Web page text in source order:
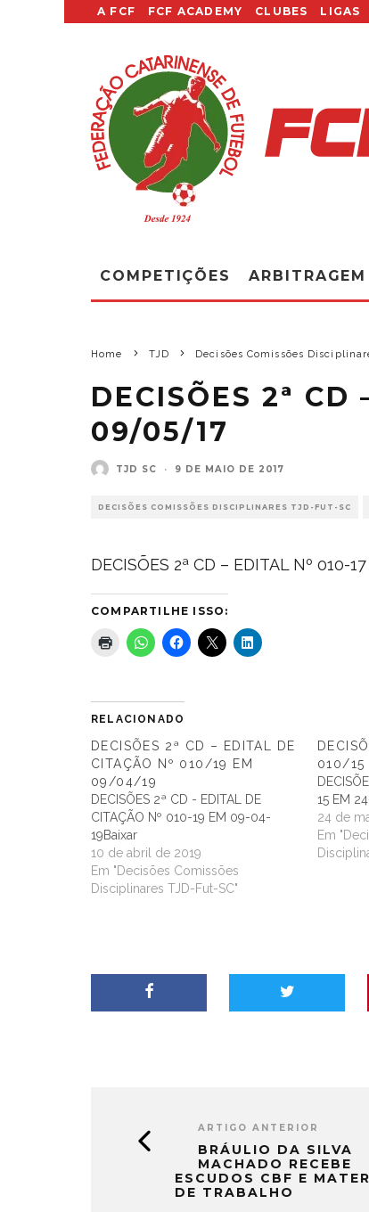
A FCF FCF ACADEMY CLUBES LIGAS
COMPETIÇÕES ARBITRAGEM
Home TJD Decisões Comissões
DECISÕES 2ª CD
09/05/17
TJD SC · 9 DE MAIO DE 2017
DECISÕES COMISSÕES DISCIPLINARES TJD-FUT-SC
DECISÕES 2ª CD – EDITAL Nº 010-
COMPARTILHE ISSO:
RELACIONADO
DECISÕES 2ª CD – EDITAL DE
CITAÇÃO Nº 010/19 EM
09/04/19
DECISÕES 2ª CD - EDITAL DE
CITAÇÃO Nº 010-19 EM 09-04-
19Baixar
10 de abril de 2019
Em "Decisões Comissões
Disciplinares TJD-Fut-SC"
010/15
15 EM
24 de
Em
ARTIGO ANTERIOR
BRÁULIO DA SILVA
MACHADO RECEBE
ESCUDOS CBF E
DE TRABALHO